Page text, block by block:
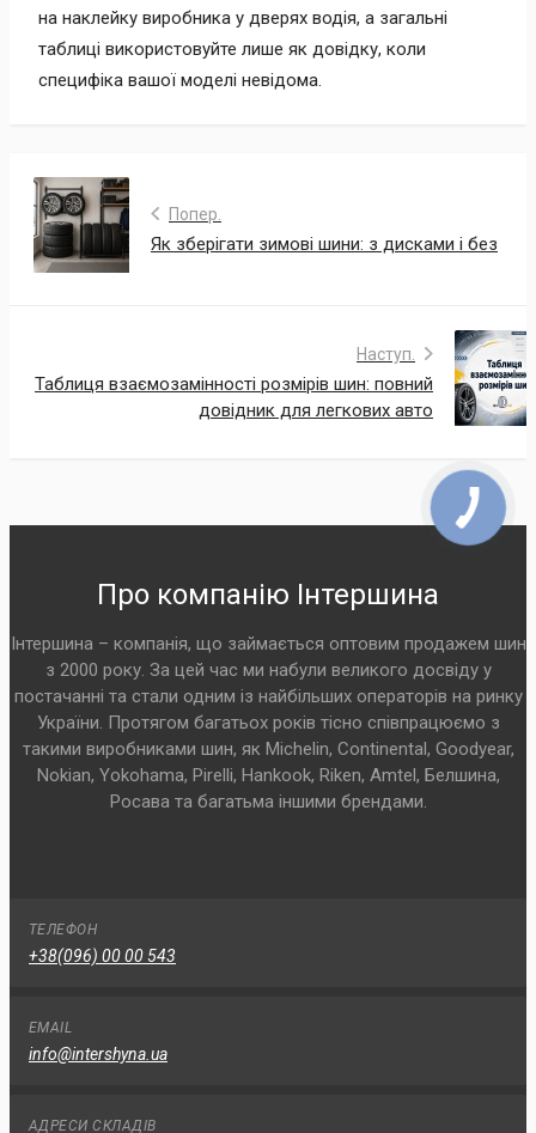
на наклейку виробника у дверях водія, а загальні
таблиці використовуйте лише як довідку, коли
специфіка вашої моделі невідома.
Попер.
Як зберігати зимові шини: з дисками і без
Наступ.
Таблиця взаємозамінності розмірів шин: повний
довідник для легкових авто
Про компанію Інтершина
Інтершина – компанія, що займається оптовим продажем шин
з 2000 року. За цей час ми набули великого досвіду у
постачанні та стали одним із найбільших операторів на ринку
України. Протягом багатьох років тісно співпрацюємо з
такими виробниками шин, як Michelin, Continental, Goodyear,
Nokian, Yokohama, Pirelli, Hankook, Riken, Amtel, Белшина,
Росава та багатьма іншими брендами.
ТЕЛЕФОН
+38(096) 00 00 543
EMAIL
info@intershyna.ua
АДРЕСИ СКЛАДІВ